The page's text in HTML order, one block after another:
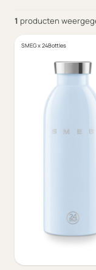
1 producten
SMEG x 24Bottles